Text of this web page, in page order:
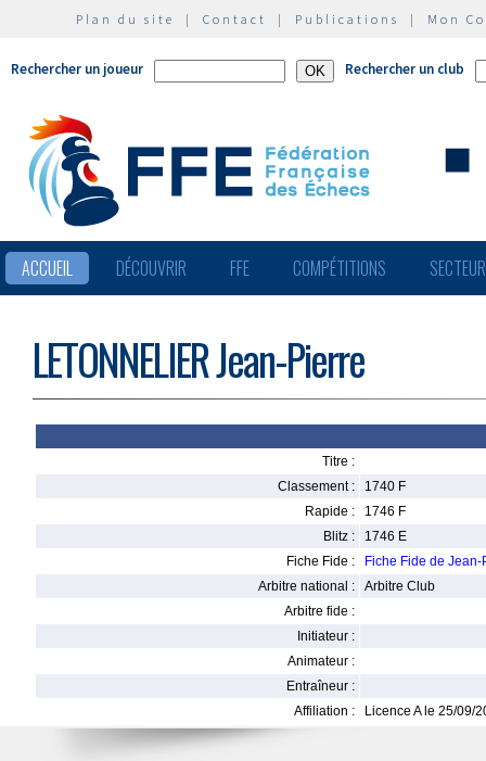
Plan du site | Contact | Publications | Mon
Rechercher un joueur Rechercher un club
ACCUEIL DÉCOUVRIR FFE COMPÉTITIONS
LETONNELIER Jean-Pierre
Titre :
Classement :
1740 F
Rapide :
1746 F
Blitz :
1746 E
Fiche Fide :
Fiche Fide de
Arbitre national :
Arbitre Club
Arbitre fide :
Initiateur :
Animateur :
Entraîneur :
Affiliation :
Licence A le 25/09/